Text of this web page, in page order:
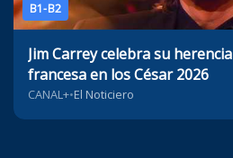
B1-B2
Jim Carrey celebra su herencia
francesa en los César 2026
CANAL+•El Noticiero